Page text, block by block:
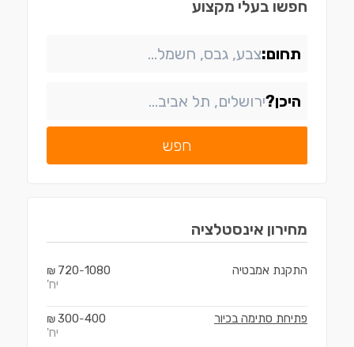
חפשו בעלי מקצוע
תחום:
היכן?
חפש
מחירון אינסטלציה
התקנת אמבטיה 720-1080
₪
יח'
פתיחת סתימה בכיור 300-400
₪
יח'